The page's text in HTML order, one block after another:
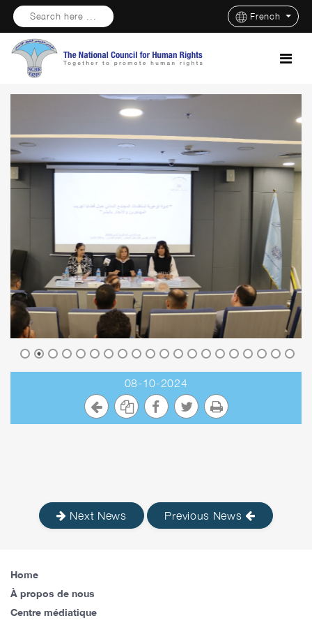
Search here ... French
08-10-2024
Next News Previous News
Home
À propos de nous
Centre médiatique